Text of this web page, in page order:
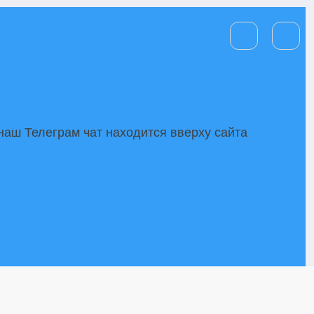
Телеграм чат находится вверху сайта